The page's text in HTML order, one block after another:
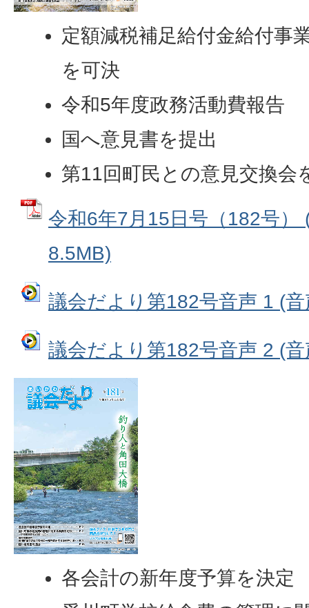
定額減税補足給付金給付事
を可決
令和5年度政務活動費報告
国へ意見書を提出
第11回町民との意見交換会
令和6年7月15日号（182号）
8.5MB)
議会だより第182号音声 1 (
議会だより第182号音声 2 (
各会計の新年度予算を決定